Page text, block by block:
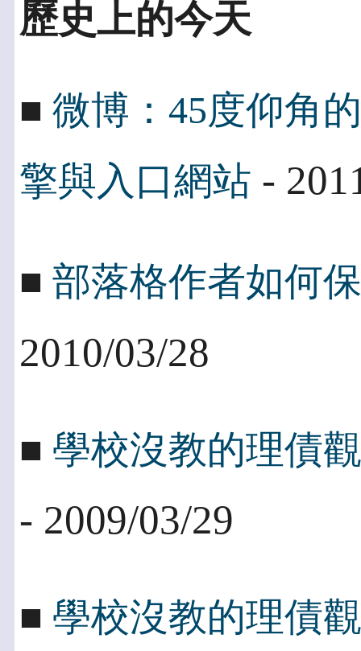
歷史上的今天
■ 微博：45度仰角
擎與入口網站 -
■ 部落格作者如何
2010/03/28
■ 學校沒教的理債
- 2009/03/29
■ 學校沒教的理債